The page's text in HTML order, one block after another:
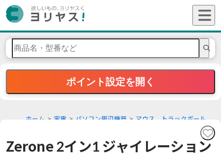
ポイント設定を開く
ホーム 家電 パソコン周辺機器 マウス、トラックボール
Zerone 2イン1 ジャイレーション